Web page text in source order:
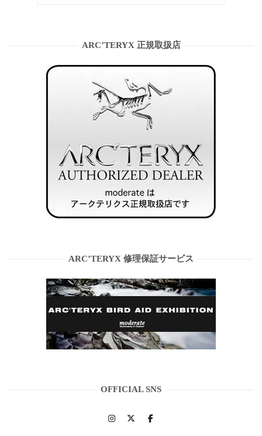
ARC’TERYX 正規取扱店
ARC’TERYX 修理保証サービス
OFFICIAL SNS